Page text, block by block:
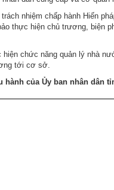
Tổ chức
Ban xây
nhiệm chấp hành Hiến
thực hiện chủ trương, biện
hiện chức năng quản lý nhà
tới cơ sở.
hành của Ủy ban nhân dân